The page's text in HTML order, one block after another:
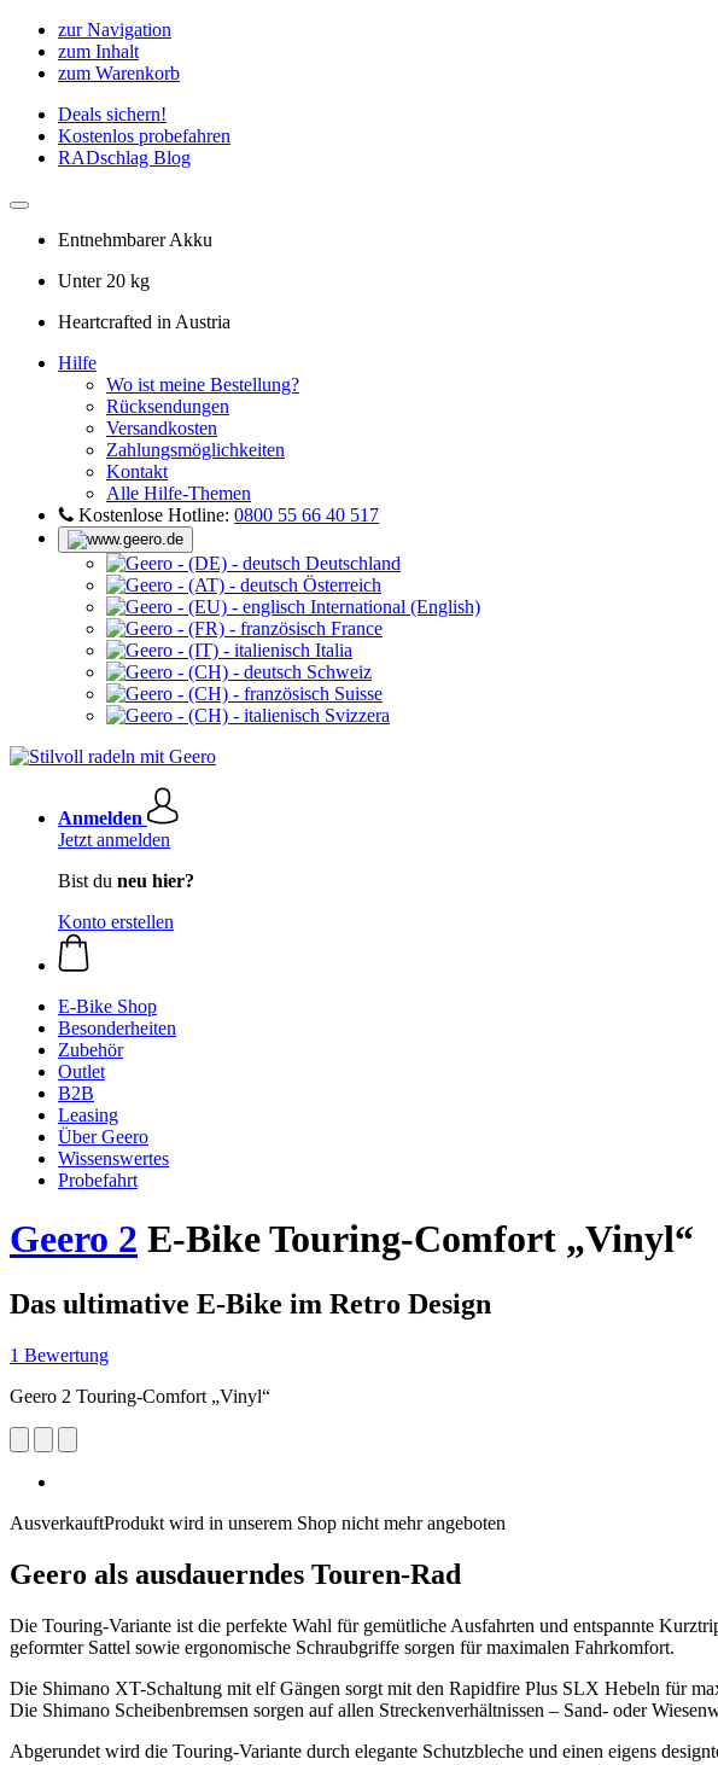
zur Navigation
zum Inhalt
zum Warenkorb
Deals sichern!
Kostenlos probefahren
RADschlag Blog
Entnehmbarer Akku
Unter 20 kg
Heartcrafted in Austria
Hilfe
Wo ist meine Bestellung?
Rücksendungen
Versandkosten
Zahlungsmöglichkeiten
Kontakt
Alle Hilfe-Themen
Kostenlose Hotline: 0800 55 66 40 517
Deutschland
Österreich
International (English)
France
Italia
Schweiz
Suisse
Svizzera
Anmelden
Jetzt anmelden
Bist du neu hier?
Konto erstellen
E-Bike Shop
Besonderheiten
Zubehör
Outlet
B2B
Leasing
Über Geero
Wissenswertes
Probefahrt
Geero 2 E-Bike Touring-Comfort „Vinyl“
Das ultimative E-Bike im Retro Design
1 Bewertung
Geero 2 Touring-Comfort „Vinyl“
AusverkauftProdukt wird in unserem Shop nicht mehr angeboten
Geero als ausdauerndes Touren-Rad
Die Touring-Variante ist die perfekte Wahl für gemütliche Ausfahrten und entspannte
geformter Sattel sowie ergonomische Schraubgriffe sorgen für maximalen Fahrkomfort.
Die Shimano XT-Schaltung mit elf Gängen sorgt mit den Rapidfire Plus SLX Hebeln für
Die Shimano Scheibenbremsen sorgen auf allen Streckenverhältnissen – Sand- oder
Abgerundet wird die Touring-Variante durch elegante Schutzbleche und einen eigens